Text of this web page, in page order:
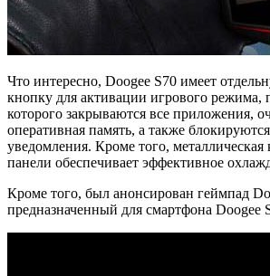
Что интересно, Doogee S70 имеет
кнопку для активации игрового режима,
которого закрываются все приложения,
оперативная память, а также
уведомления. Кроме того, металлическая
панели обеспечивает эффективное
Кроме того, был анонсирован геймпад
предназначенный для смартфона Doogee